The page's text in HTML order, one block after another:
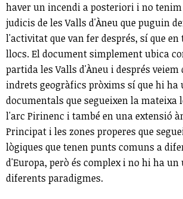
haver un incendi a posteriori i no
judicis de les Valls d'Àneu que puguin
l'activitat que van fer després, sí que
llocs. El document simplement ubica
partida les Valls d'Àneu i després veiem
indrets geogràfics pròxims sí que hi ha
documentals que segueixen la mateixa
l'arc Pirinenc i també en una extensió
Principat i les zones properes que
lògiques que tenen punts comuns a
d'Europa, però és complex i no hi ha
diferents paradigmes.